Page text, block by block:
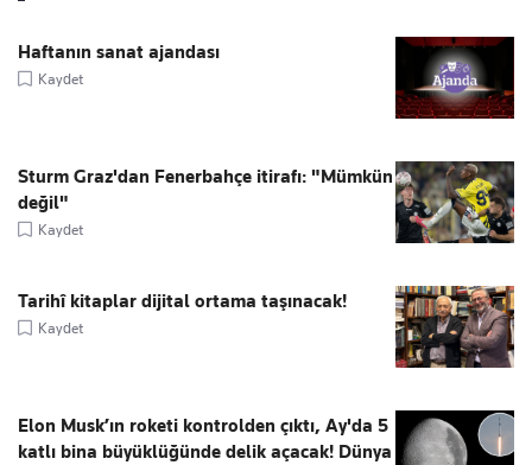
Haftanın sanat ajandası
Kaydet
Sturm Graz'dan Fenerbahçe itirafı: "Mümkün
değil"
Kaydet
Tarihî kitaplar dijital ortama taşınacak!
Kaydet
Elon Musk’ın roketi kontrolden çıktı, Ay'da 5
katlı bina büyüklüğünde delik açacak! Dünya